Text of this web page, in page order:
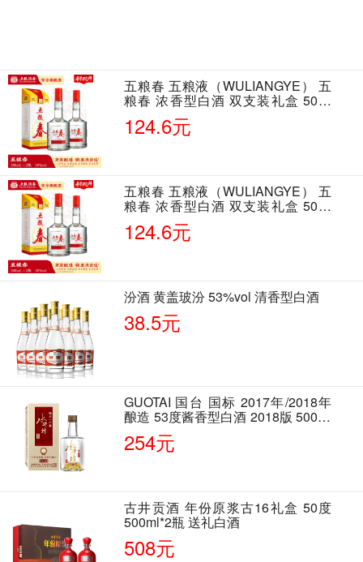
五粮春 五粮液（WULIANGYE） 五
粮春 浓香型白酒 双支装礼盒 50度
500ml*2瓶 含酒具
124.6元
五粮春 五粮液（WULIANGYE） 五
粮春 浓香型白酒 双支装礼盒 50度
500ml*2瓶 含酒具
124.6元
汾酒 黄盖玻汾 53%vol 清香型白酒
38.5元
GUOTAI 国台 国标 2017年/2018年
酿造 53度酱香型白酒 2018版 500ml
单瓶装
254元
古井贡酒 年份原浆古16礼盒 50度
500ml*2瓶 送礼白酒
508元